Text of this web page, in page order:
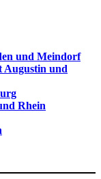
und Meindorf
Augustin und
Rhein